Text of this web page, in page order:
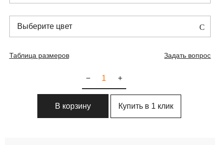
Выберите цвет
Таблица размеров Задать вопрос
+
−
В корзину Купить в 1 клик